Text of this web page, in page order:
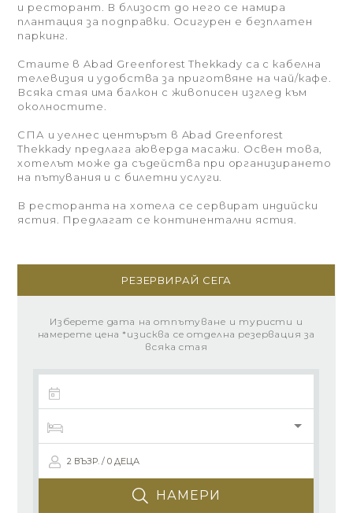
и ресторант. В близост до него се намира
плантация за подправки. Осигурен е безплатен
паркинг.
Стаите в Abad Greenforest Thekkady са с кабелна
телевизия и удобства за приготвяне на чай/кафе.
Всяка стая има балкон с живописен изглед към
околностите.
СПА и уелнес центърът в Abad Greenforest
Thekkady предлага аюверда масажи. Освен това,
хотелът може да съдейства при организирането
на пътувания и с билетни услуги.
В ресторанта на хотела се сервират индийски
ястия. Предлагат се континентални ястия.
РЕЗЕРВИРАЙ СЕГА
Изберете дата на отпътуване и туристи и
намерете цена *изисква се отделна резервация за
всяка стая
2 ВЪЗР. / 0 ДЕЦА
НАМЕРИ